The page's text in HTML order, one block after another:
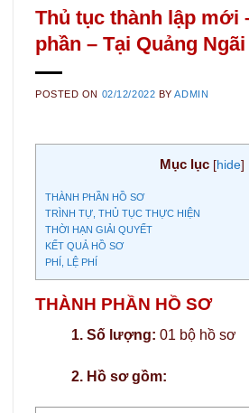
Thủ tục thành lập mới
phần – Tại Quảng Ngãi
POSTED ON 02/12/2022 BYADMIN
Mục lục [hide]
THÀNH PHẦN HỒ SƠ
TRÌNH TỰ, THỦ TỤC THỰC HIỆN
THỜI HẠN GIẢI QUYẾT
KẾT QUẢ HỒ SƠ
PHÍ, LỆ PHÍ
THÀNH PHẦN HỒ SƠ
1. Số lượng: 01 bộ hồ sơ
2. Hồ sơ gồm: